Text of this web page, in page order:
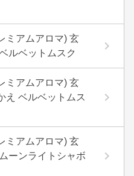
ミアムアロマ) 玄
ルベットムスク
ミアムアロマ) 玄
え ベルベットムス
ミアムアロマ) 玄
ーンライトシャボ